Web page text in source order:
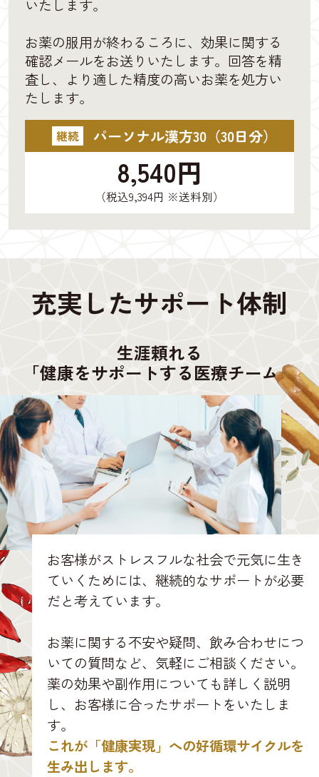
いたします。
お薬の服用が終わるころに、効果に関する
確認メールをお送りいたします。回答を精
査し、より適した精度の高いお薬を処方い
たします。
継続 パーソナル漢方30（30日分）
8,540円
（税込9,394円 ※送料別）
充実したサポート体制
生涯頼れる
「健康をサポートする医療チーム」
お客様がストレスフルな社会で元気に生き
ていくためには、継続的なサポートが必要
だと考えています。
お薬に関する不安や疑問、飲み合わせにつ
いての質問など、気軽にご相談ください。
薬の効果や副作用についても詳しく説明
し、お客様に合ったサポートをいたしま
す。
これが「健康実現」への好循環サイクルを
生み出します。